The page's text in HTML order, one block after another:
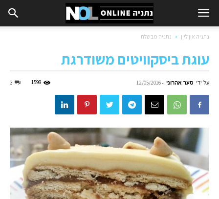
נתניה און ליין נתניה מבשלת
עוגת ביסקוויטים משודרגת
על ידי סער אהרוני -
12/05/2016
3 1598